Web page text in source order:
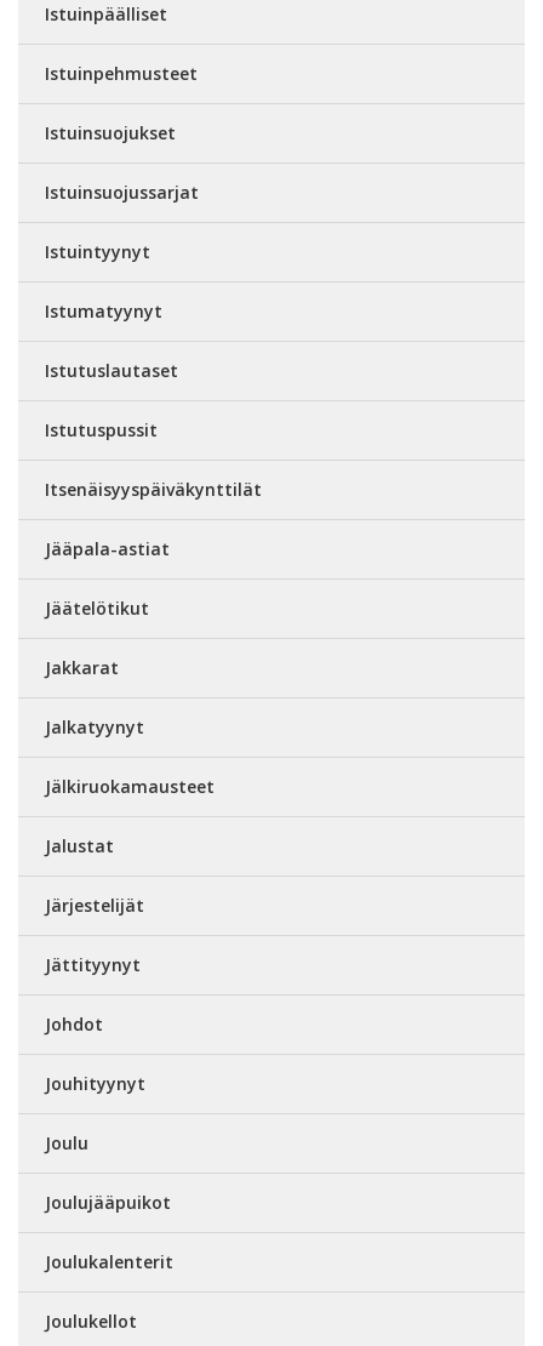
Istuinpäälliset
Istuinpehmusteet
Istuinsuojukset
Istuinsuojussarjat
Istuintyynyt
Istumatyynyt
Istutuslautaset
Istutuspussit
Itsenäisyyspäiväkynttilät
Jääpala-astiat
Jäätelötikut
Jakkarat
Jalkatyynyt
Jälkiruokamausteet
Jalustat
Järjestelijät
Jättityynyt
Johdot
Jouhityynyt
Joulu
Joulujääpuikot
Joulukalenterit
Joulukellot